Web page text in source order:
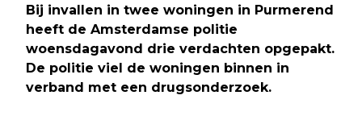
Bij invallen in twee woningen in Purmerend
heeft de Amsterdamse politie
woensdagavond drie verdachten opgepakt.
De politie viel de woningen binnen in
verband met een drugsonderzoek.